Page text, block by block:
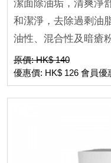
潔面除油垢，清爽淨
和潔淨，去除過剩油
油性、混合性及暗瘡
原價: HK$ 140
優惠價: HK$ 126 會員優